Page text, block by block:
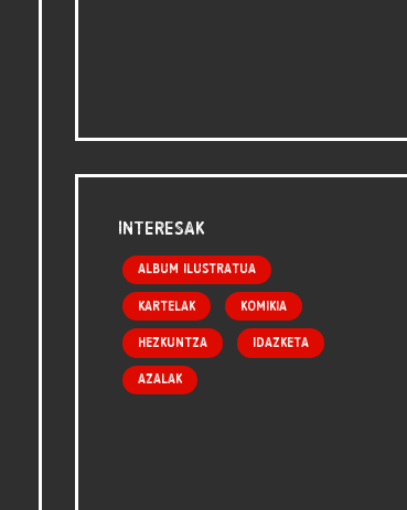
Interesak
Album ilustratua
Kartelak Komikia
Hezkuntza Idazketa
Azalak